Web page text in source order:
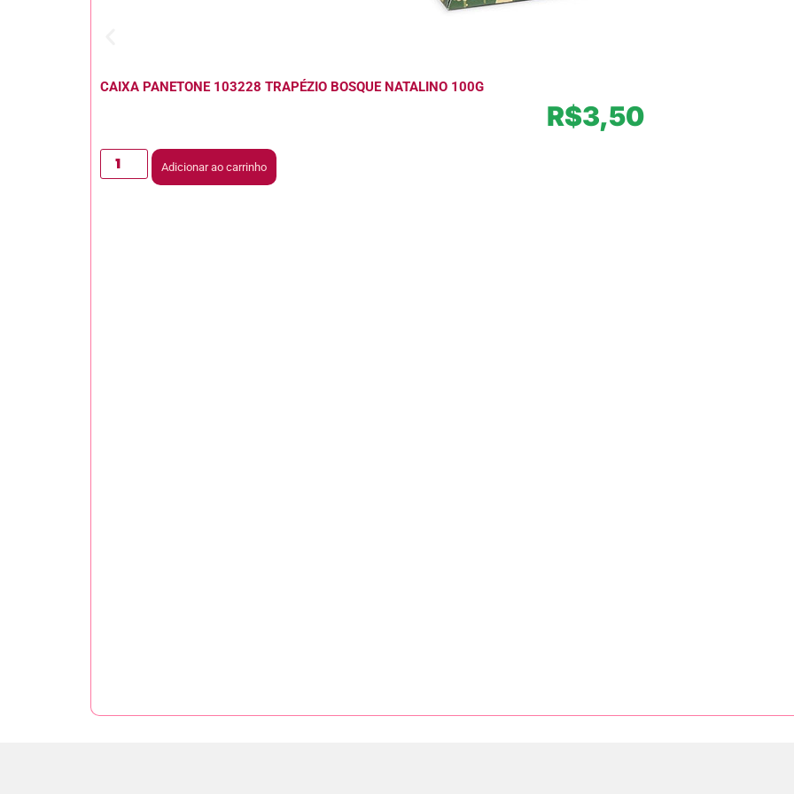
CAIXA PANETONE 103228 TRAPÉZIO BOSQUE NATALINO 100G
R$3,50
Adicionar ao carrinho